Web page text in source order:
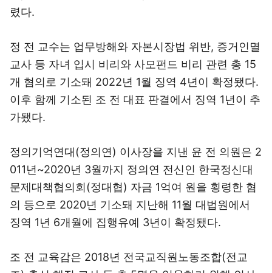
렸다.
정 전 교수는 업무방해와 자본시장법 위반, 증거인멸
교사 등 자녀 입시 비리와 사모펀드 비리 관련 총 15
개 혐의로 기소돼 2022년 1월 징역 4년이 확정됐다.
이후 함께 기소된 조 전 대표 판결에서 징역 1년이 추
가됐다.
정의기억연대(정의연) 이사장을 지낸 윤 전 의원은 2
011년~2020년 3월까지 정의연 전신인 한국정신대
문제대책협의회(정대협) 자금 1억여 원을 횡령한 혐
의 등으로 2020년 기소돼 지난해 11월 대법원에서
징역 1년 6개월에 집행유예 3년이 확정됐다.
조 전 교육감은 2018년 전국교직원노동조합(전교